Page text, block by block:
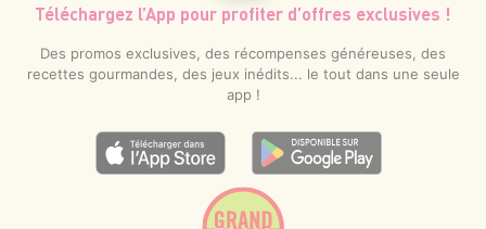
Téléchargez l’App pour profiter d’offres exclusives !
Des promos exclusives, des récompenses généreuses, des
recettes gourmandes, des jeux inédits... le tout dans une seule
app !